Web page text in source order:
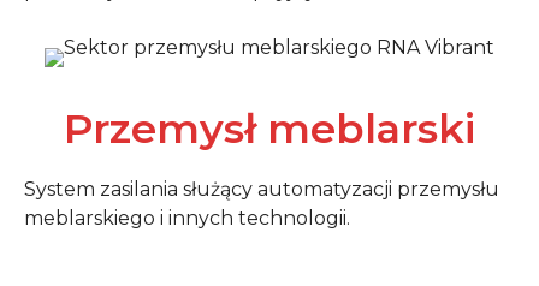
Przemysł meblarski
System zasilania służący automatyzacji przemysłu
meblarskiego i innych technologii.